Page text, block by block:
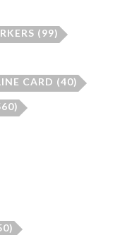
(99)
CARD (40)